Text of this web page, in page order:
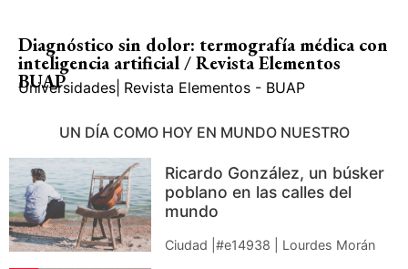
Diagnóstico sin dolor: termografía médica con
inteligencia artificial / Revista Elementos
BUAP
Universidades Revista Elementos - BUAP
UN DÍA COMO HOY EN MUNDO NUESTRO
Ricardo González, un búsker
poblano en las calles del
mundo
Ciudad |#e14938 | Lourdes Morán